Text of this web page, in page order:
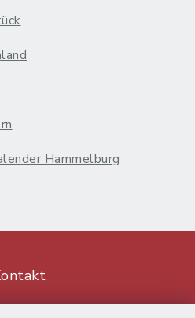
Hammelburg